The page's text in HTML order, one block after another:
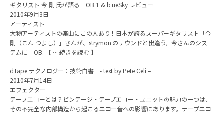
ギタリスト 今 剛 氏が語る OB.1 & blueSky レビュー
2010年9月3日
アーティスト
大物アーティストの楽曲にこの人あり！日本が誇るスーパーギタリスト「今
剛（こん つよし）」さんが、strymon のサウンドと出逢う。今さんのシス
テムに「OB. 【 … 続きを読む 】
dTape テクノロジー：技術白書 - text by Pete Celi –
2010年7月14日
エフェクター
テープエコーとは？ビンテージ・テープエコー・ユニットの魅力の一つは、
その不完全な内部構造から起こるエコー音への影響にあります。テープエコ